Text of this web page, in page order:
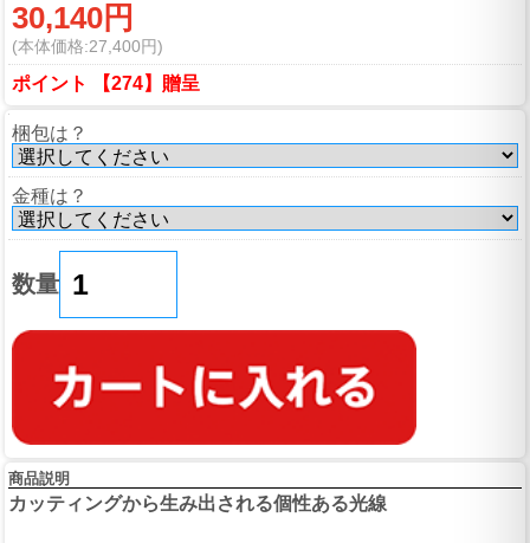
30,140円
(本体価格:27,400円)
ポイント 【274】贈呈
梱包は？
金種は？
数量
商品説明
カッティングから生み出される個性ある光線